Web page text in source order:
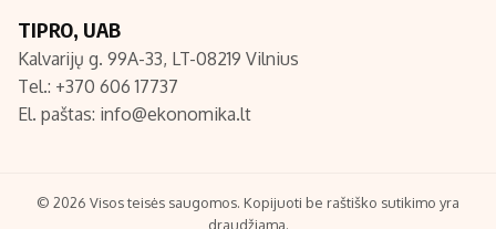
Redakcija
Turinio žymėjimo taisyklės
TIPRO, UAB
Kalvarijų g. 99A-33, LT-08219 Vilnius
Tel.: +370 606 17737
El. paštas: info@ekonomika.lt
© 2026 Visos teisės saugomos. Kopijuoti be raštiško sutikimo yra
draudžiama.